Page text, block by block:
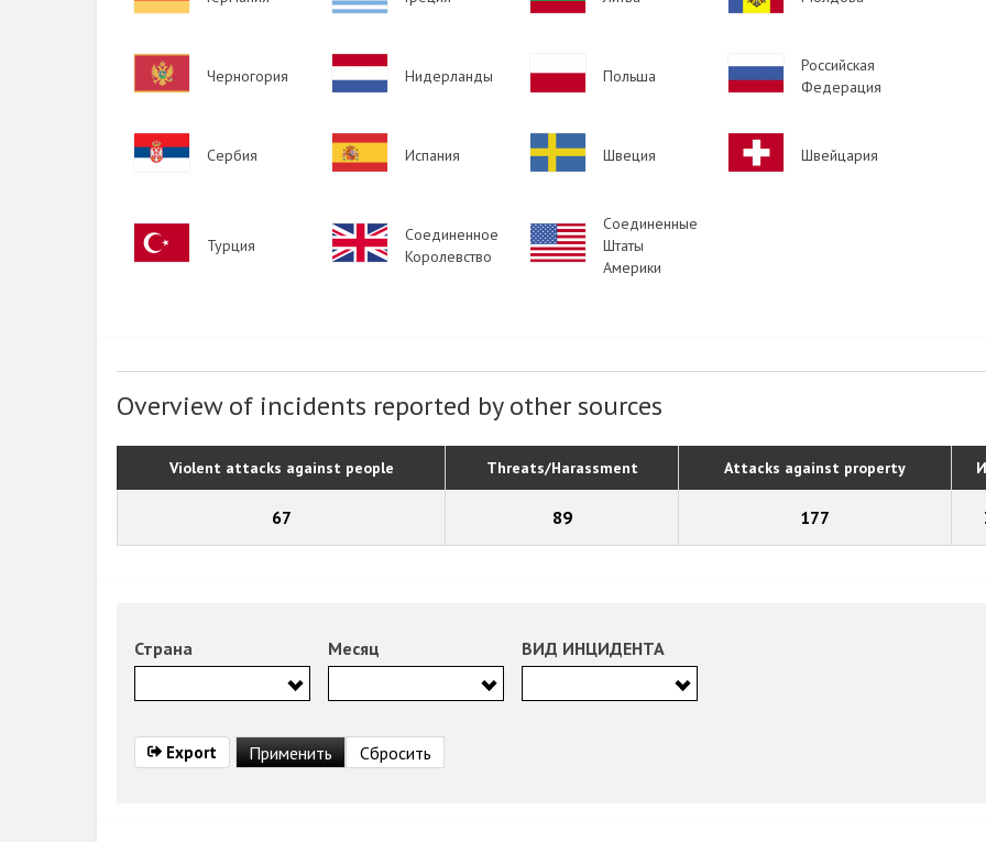
Image
Черногория
Image
Нидерланды Польша
Image
Российская
Федерация
Image
Сербия
Image
Испания
Image
Швеция
Image
Швейцария
Image
Турция
Image
Соединенное
Королевство
Image
Соединенные
Штаты
Америки
Overview of incidents reported by other sources
Violent attacks against people Threats/Harassment Attacks against property
67 89 177
Страна Месяц ВИД ИНЦИДЕНТА
Export